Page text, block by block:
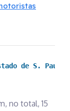
de S. Paulo
no total, 15